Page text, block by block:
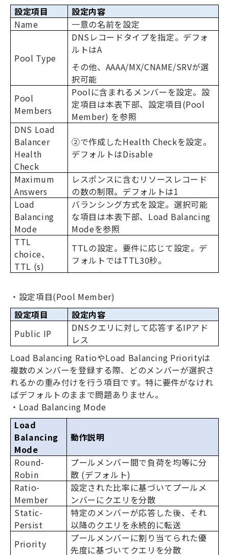
設定項目
設定内容
Name
一意の名前を設定
Pool Type
DNS レコードタイプを指定。デフォ
ルトはA
その他、 AAAA/MX/CNAME/SRVが選
択可能
Pool
Members
Poolに含まれるメンバーを設定。設
定項目は本表下部、設定項目(Pool
Member) を参照
DNS Load
Balancer
Health
Check
②で作成したHealth Checkを設定。
デフォルトはDisable
Maximum
Answers
レスポンスに含むリソースレコード
の数の制限。デフォルトは1
Load
Balancing
Mode
バランシング方式を設定。選択可能
な項目は本表下部、 Load Balancing
Modeを参照
TTL
choice、
TTL (s)
TTLの設定。要件に応じて設定。デ
フォルトではTTL30秒。
・設定項目(Pool Member)
設定項目
設定内容
Public IP
DNSクエリに対して応答するIPアド
レス
Load Balancing RatioやLoad Balancing Priorityは
複数のメンバーを登録する際、どのメンバーが選択さ
れるかの重み付けを行う項目です。特に要件がなけれ
ばデフォルトのままで問題ありません。
・ Load Balancing Mode
Load
Balancing
Mode
動作説明
Round-
Robin
プールメンバー間で負荷を均等に分
散 (デフォルト)
Ratio-
Member
設定された比率に基づいてプールメ
ンバーにクエリを分散
Static-
Persist
特定のメンバーが応答した後、それ
以降のクエリを永続的に転送
Priority
プールメンバーに割り当てられた優
先度に基づいてクエリを分散